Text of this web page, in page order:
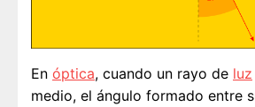
En óptica, cuando un rayo de luz
medio, el ángulo formado entre